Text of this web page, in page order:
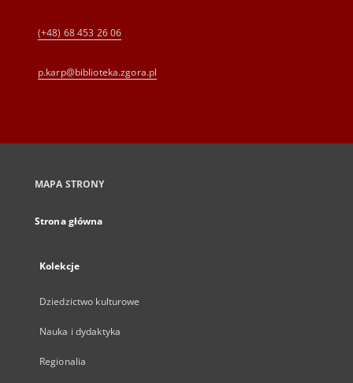
(+48) 68 453 26 06
p.karp@biblioteka.zgora.pl
MAPA STRONY
Strona główna
Kolekcje
Dziedzictwo kulturowe
Nauka i dydaktyka
Regionalia